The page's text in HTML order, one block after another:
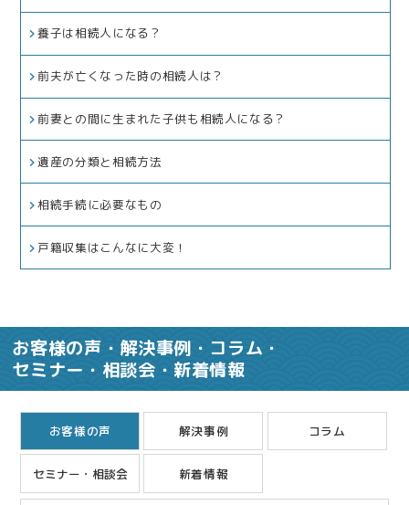
養子は相続人になる？
前夫が亡くなった時の相続人は？
前妻との間に生まれた子供も相続人になる？
遺産の分類と相続方法
相続手続に必要なもの
戸籍収集はこんなに大変！
お客様の声・解決事例・コラム・
セミナー・相談会・新着情報
お客様の声 解決事例 コラム
セミナー・相談会 新着情報